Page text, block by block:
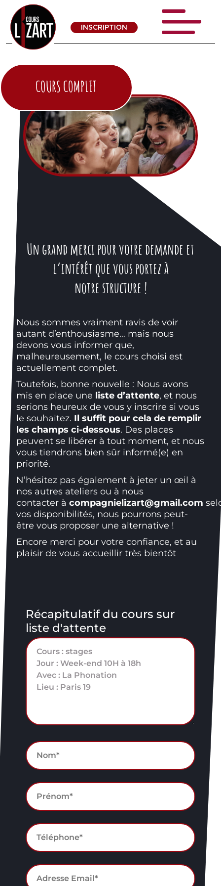
INSCRIPTION
COURS COMPLET
Un grand merci pour votre demande et
l’intérêt que vous portez à
notre structure !
Nous sommes vraiment ravis de voir
autant d’enthousiasme… mais nous
devons vous informer que,
malheureusement, le cours choisi est
actuellement complet.
Toutefois, bonne nouvelle : Nous avons
mis en place une liste d’attente, et nous
serions heureux de vous y inscrire si vous
le souhaitez. Il suffit pour cela de remplir
les champs ci-dessous. Des places
peuvent se libérer à tout moment, et nous
vous tiendrons bien sûr informé(e) en
priorité.
N’hésitez pas également à jeter un œil à
nos autres ateliers ou à nous
contacter àcompagnielizart@gmail.com
vos disponibilités, nous pourrons peut-
être vous proposer une alternative !
Encore merci pour votre confiance, et au
plaisir de vous accueillir très bientôt
Récapitulatif du cours sur
liste d'attente